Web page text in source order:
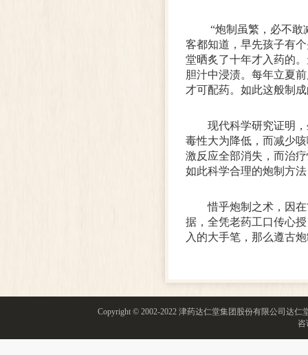
“炮制虽繁，必不
客都知道，早先孩子有
堂晒炙了十年才入药的
胆汁中浸渍。每年立夏
才可配药。如此这般制
现代科学研究证明
毒性大为降低，而减少
激反应全部消失，而治
如此科学合理的炮制方
惜乎炮制之术，因
据，全凭老药工口传心
入的大手笔，那么遵古
Copyright © 2002-2022 津药达仁堂集团股份有限公司